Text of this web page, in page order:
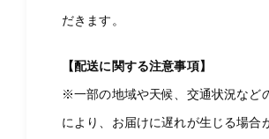
だきます。
【配送に関する注意事項】
※一部の地域や天候、交通状況など
により、お届けに遅れが生じる場合